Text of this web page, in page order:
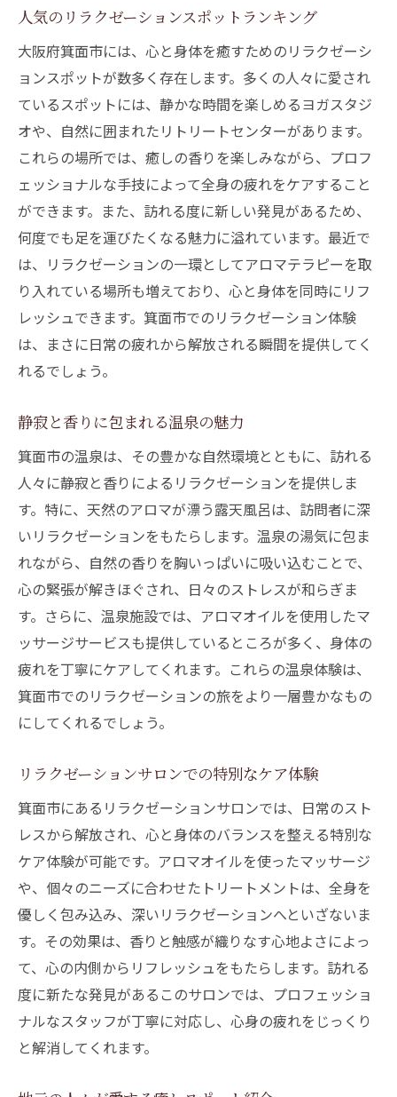
人気のリラクゼーションスポットランキング
大阪府箕面市には、心と身体を癒すためのリラクゼーシ
ョンスポットが数多く存在します。多くの人々に愛され
ているスポットには、静かな時間を楽しめるヨガスタジ
オや、自然に囲まれたリトリートセンターがあります。
これらの場所では、癒しの香りを楽しみながら、プロフ
ェッショナルな手技によって全身の疲れをケアすること
ができます。また、訪れる度に新しい発見があるため、
何度でも足を運びたくなる魅力に溢れています。最近で
は、リラクゼーションの一環としてアロマテラピーを取
り入れている場所も増えており、心と身体を同時にリフ
レッシュできます。箕面市でのリラクゼーション体験
は、まさに日常の疲れから解放される瞬間を提供してく
れるでしょう。
静寂と香りに包まれる温泉の魅力
箕面市の温泉は、その豊かな自然環境とともに、訪れる
人々に静寂と香りによるリラクゼーションを提供しま
す。特に、天然のアロマが漂う露天風呂は、訪問者に深
いリラクゼーションをもたらします。温泉の湯気に包ま
れながら、自然の香りを胸いっぱいに吸い込むことで、
心の緊張が解きほぐされ、日々のストレスが和らぎま
す。さらに、温泉施設では、アロマオイルを使用したマ
ッサージサービスも提供しているところが多く、身体の
疲れを丁寧にケアしてくれます。これらの温泉体験は、
箕面市でのリラクゼーションの旅をより一層豊かなもの
にしてくれるでしょう。
リラクゼーションサロンでの特別なケア体験
箕面市にあるリラクゼーションサロンでは、日常のスト
レスから解放され、心と身体のバランスを整える特別な
ケア体験が可能です。アロマオイルを使ったマッサージ
や、個々のニーズに合わせたトリートメントは、全身を
優しく包み込み、深いリラクゼーションへといざないま
す。その効果は、香りと触感が織りなす心地よさによっ
て、心の内側からリフレッシュをもたらします。訪れる
度に新たな発見があるこのサロンでは、プロフェッショ
ナルなスタッフが丁寧に対応し、心身の疲れをじっくり
と解消してくれます。